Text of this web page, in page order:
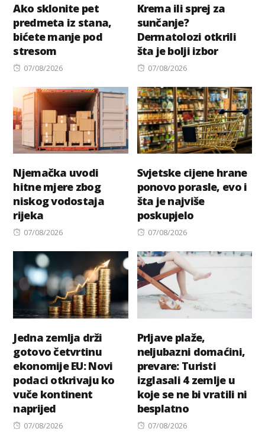
Ako sklonite pet
predmeta iz stana,
bićete manje pod
stresom
Posted
07/08/2026
Krema ili sprej za
sunčanje?
Dermatolozi otkrili
šta je bolji izbor
Posted
07/08/2026
Njemačka uvodi
hitne mjere zbog
niskog vodostaja
rijeka
Posted
07/08/2026
Svjetske cijene hrane
ponovo porasle, evo i
šta je najviše
poskupjelo
Posted
07/08/2026
Jedna zemlja drži
gotovo četvrtinu
ekonomije EU: Novi
podaci otkrivaju ko
vuče kontinent
naprijed
Posted
07/08/2026
Prljave plaže,
neljubazni domaćini,
prevare: Turisti
izglasali 4 zemlje u
koje se ne bi vratili ni
besplatno
Posted
07/08/2026